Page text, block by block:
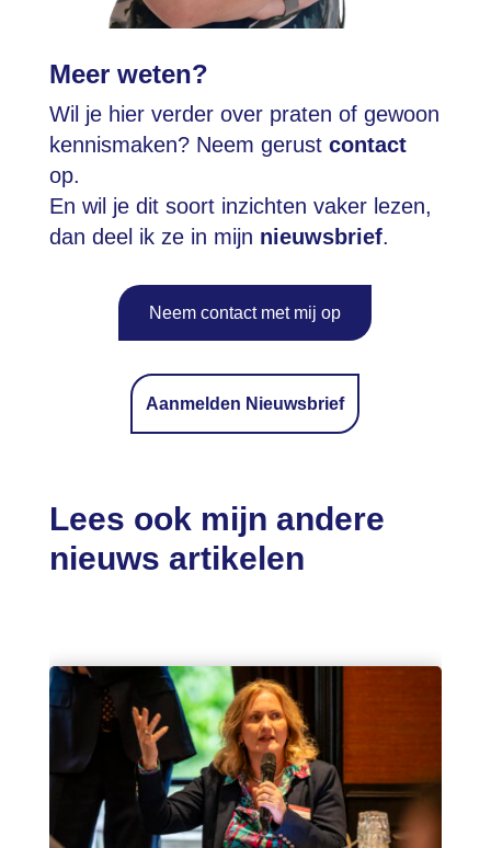
Meer weten?
Wil je hier verder over praten of gewoon
kennismaken? Neem gerust contact
op.
En wil je dit soort inzichten vaker lezen,
dan deel ik ze in mijn nieuwsbrief.
Neem contact met mij op
Aanmelden Nieuwsbrief
Lees ook mijn andere
nieuws artikelen